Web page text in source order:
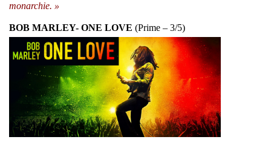
monarchie. »
BOB MARLEY- ONE LOVE (Prime – 3/5)